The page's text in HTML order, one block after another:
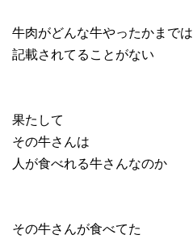
牛肉がどんな牛やったかまでは
記載されてることがない
果たして
その牛さんは
人が食べれる牛さんなのか
その牛さんが食べてた